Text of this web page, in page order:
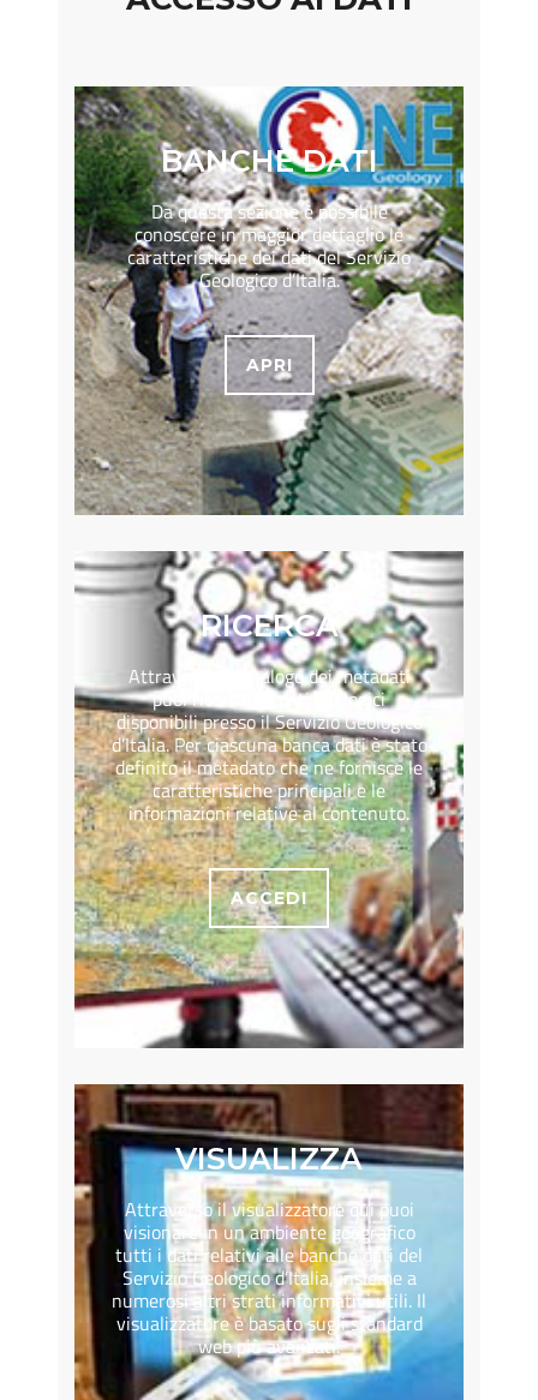
BANCHE DATI
Da questa sezione è possibIle
conoscere in maggior dettaglio le
caratteristiche dei dati del Servizio
Geologico d’Italia.
APRI
RICERCA
Attraverso il catalogo dei metadati
puoi ricercare i dati geologici
disponibili presso il Servizio Geologico
d’Italia. Per ciascuna banca dati è stato
definito il metadato che ne fornisce le
caratteristiche principali e le
informazioni relative al contenuto.
ACCEDI
VISUALIZZA
Attraverso il visualizzatore qui puoi
visionare in un ambiente geografico
tutti i dati relativi alle banche dati del
Servizio Geologico d’Italia, insieme a
numerosi altri strati informativi utili. Il
visualizzatore è basato sugli standard
web più avanzati.